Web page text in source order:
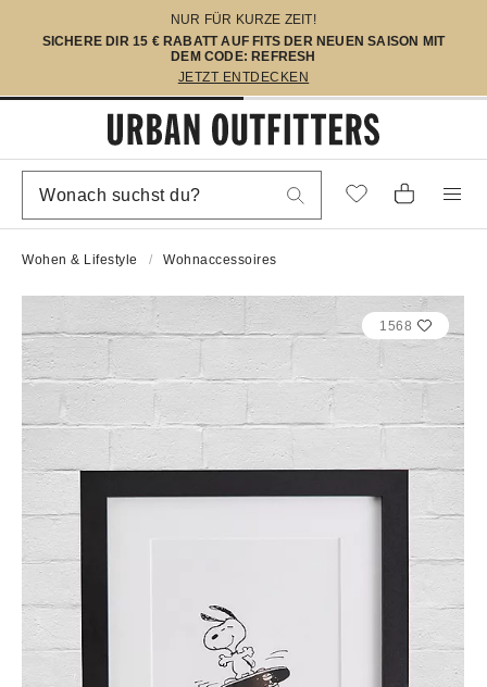
NUR FÜR KURZE ZEIT!
SICHERE DIR 15 € RABATT AUF FITS DER NEUEN SAISON MIT
DEM CODE: REFRESH
JETZT ENTDECKEN
Wohen & Lifestyle Wohnaccessoires
1568